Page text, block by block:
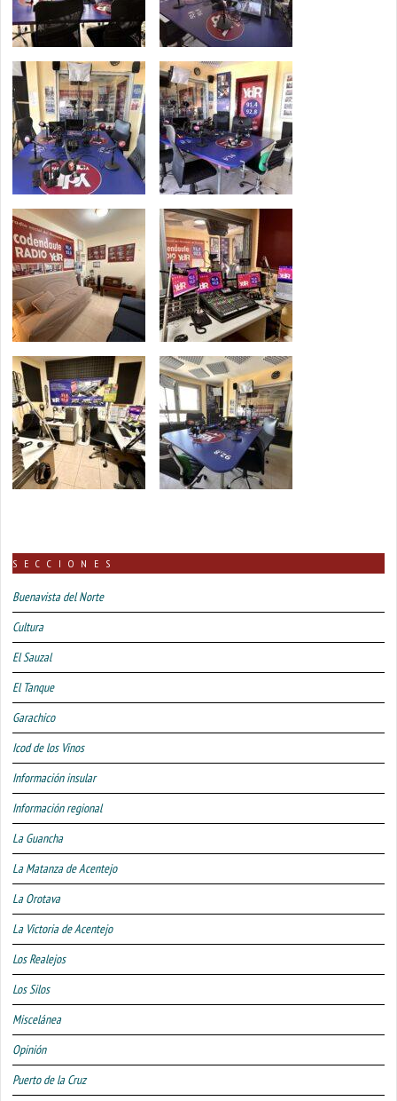
SECCIONES
Buenavista del Norte
Cultura
El Sauzal
El Tanque
Garachico
Icod de los Vinos
Información insular
Información regional
La Guancha
La Matanza de Acentejo
La Orotava
La Victoria de Acentejo
Los Realejos
Los Silos
Miscelánea
Opinión
Puerto de la Cruz